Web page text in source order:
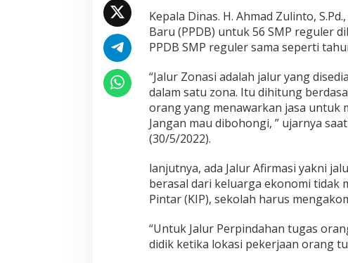
Kepala Dinas. H. Ahmad Zulinto,
Baru (PPDB) untuk 56 SMP reguler
PPDB SMP reguler sama seperti
“Jalur Zonasi adalah jalur yang
dalam satu zona. Itu dihitung
orang yang menawarkan jasa untuk
Jangan mau dibohongi, ” ujarnya
(30/5/2022).
lanjutnya, ada Jalur Afirmasi yakni
berasal dari keluarga ekonomi tidak
Pintar (KIP), sekolah harus
“Untuk Jalur Perpindahan tugas
didik ketika lokasi pekerjaan orang